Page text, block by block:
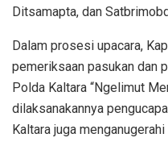
Ditsamapta, dan
Dalam prosesi upacara,
pemeriksaan pasukan dan
Polda Kaltara “Ngelimut
dilaksanakannya
Kaltara juga